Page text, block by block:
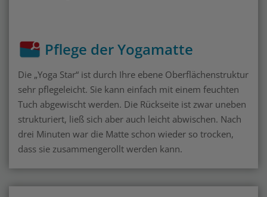
Pflege der Yogamatte
Die „Yoga Star“ ist durch Ihre ebene Oberflächenstruktur
sehr pflegeleicht. Sie kann einfach mit einem feuchten
Tuch abgewischt werden. Die Rückseite ist zwar uneben
strukturiert, ließ sich aber auch leicht abwischen. Nach
drei Minuten war die Matte schon wieder so trocken,
dass sie zusammengerollt werden kann.